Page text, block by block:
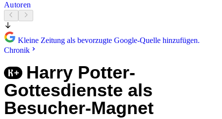
Autoren
Kleine Zeitung als bevorzugte Google-Quelle hinzufügen.
Chronik
Harry Potter-
Gottesdienste als
Besucher-Magnet